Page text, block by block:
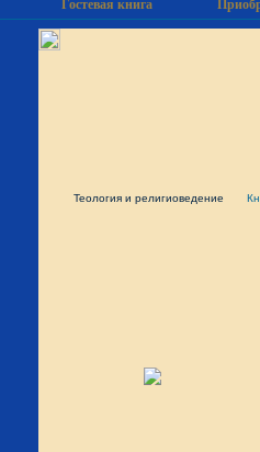
Гостевая книга
Теология и религиоведение